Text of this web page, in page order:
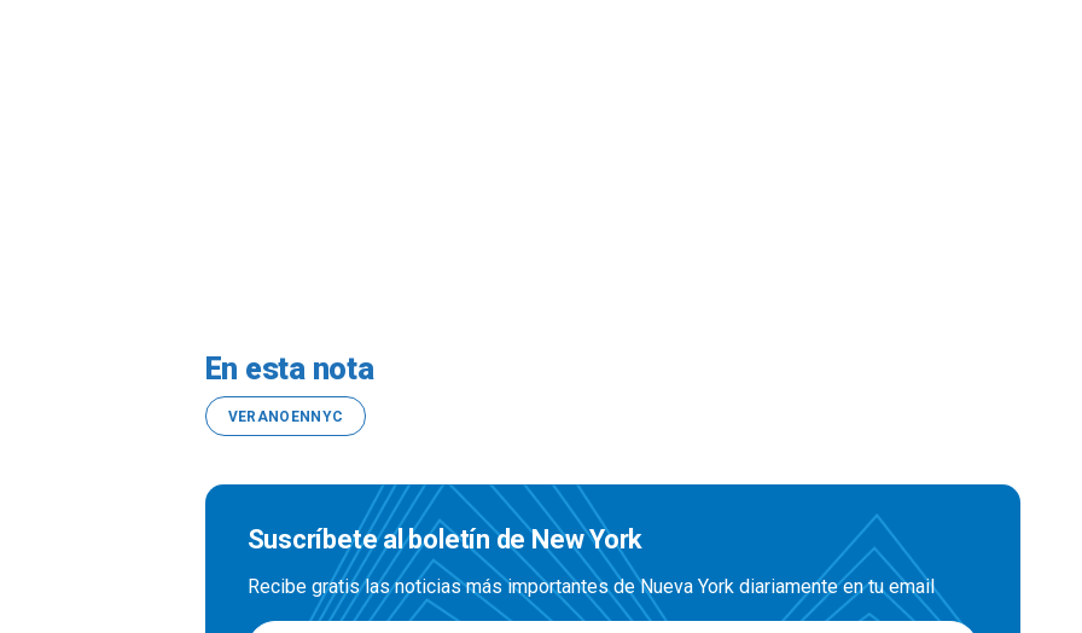
En esta nota
VERANOENNYC
Suscríbete al boletín de New York
Recibe gratis las noticias más importantes de Nueva York diariamente en tu email